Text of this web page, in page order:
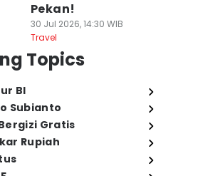
Pekan!
30 Jul 2026, 14:30 WIB
Travel
Topics
BI
Subianto
Gratis
Rupiah